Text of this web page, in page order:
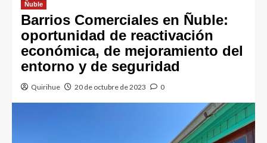
Ñuble
Barrios Comerciales en Ñuble:
oportunidad de reactivación
económica, de mejoramiento del
entorno y de seguridad
Quirihue 20 de octubre de 2023 0